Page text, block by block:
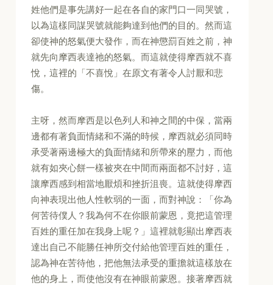
姓他們是事先講好一起在各自的家門口一同哭號，
以為這樣同謀哭號就能夠達到他們的目的。然而這
卻使神的怒氣便大發作，而在神懲罰百姓之前，神
就先向摩西表達祂的怒氣。而這就使得摩西就不喜
悅，這裡的「不喜悅」在原文有著令人討厭和悲
傷。
主呀，然而摩西是以色列人和神之間的中保，當兩
邊都有著負面情緒和不滿的時候，摩西就必須同時
承受著兩邊極大的負面情緒和所帶來的壓力，而他
就有如夾心餅一樣被夾在中間而兩面都不討好，這
讓摩西感到相當地厭煩和挫折沮喪。這就使得摩西
向神表現出他人性軟弱的一面，而對神說：「你為
何苦待僕人？我為何不在你眼前蒙恩，竟把這管理
百姓的重任加在我身上呢？」這裡就彰顯出摩西表
達出自己不能勝任神所交付給他管理百姓的重任，
認為神在苦待他，把他無法承受的重擔就這樣放在
他的身上，而使他沒有在神眼前蒙恩。接著摩西就